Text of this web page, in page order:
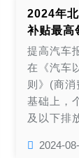
2024年
补贴最高
提高汽车
在《汽车
则》(商
基础上，
及以下排
册登记的
2024-